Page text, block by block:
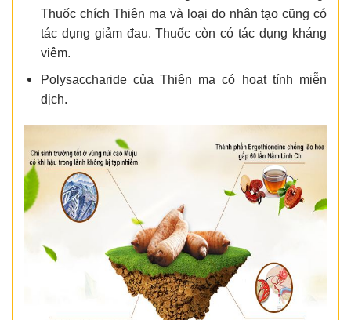
Thuốc chích Thiên ma và loại do nhân tạo cũng có
tác dụng giảm đau. Thuốc còn có tác dụng kháng
viêm.
Polysaccharide của Thiên ma có hoạt tính miễn
dịch.